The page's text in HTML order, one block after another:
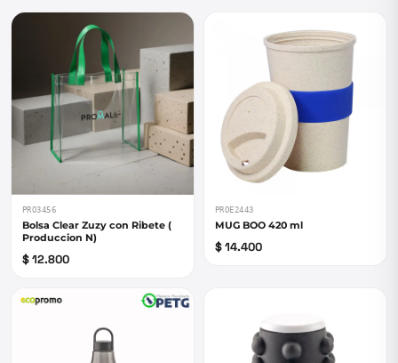
PRO3456
Bolsa Clear Zuzy con Ribete (
Produccion N)
$ 12.800
PROE2443
MUG BOO 420 ml
$ 14.400